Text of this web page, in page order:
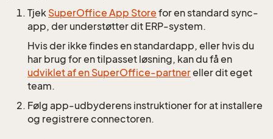
Tjek SuperOffice App Store for en standard sync-
app, der understøtter dit ERP-system.
Hvis der ikke findes en standardapp, eller hvis du
har brug for en tilpasset løsning, kan du få en
udviklet af en SuperOffice-partnereller dit eget
team.
Følg app-udbyderens instruktioner for at installere
og registrere connectoren.